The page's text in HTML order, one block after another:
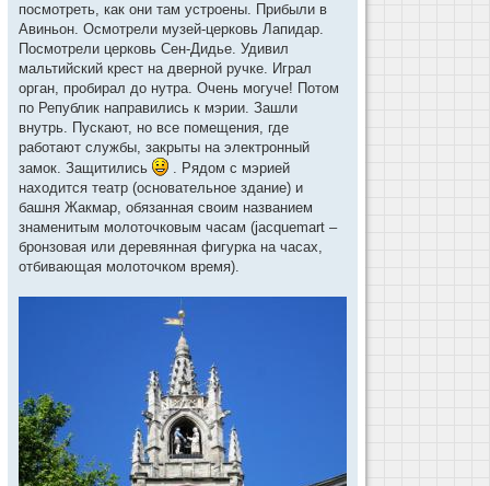
посмотреть, как они там устроены. Прибыли в
Авиньон. Осмотрели музей-церковь Лапидар.
Посмотрели церковь Сен-Дидье. Удивил
мальтийский крест на дверной ручке. Играл
орган, пробирал до нутра. Очень могуче! Потом
по Републик направились к мэрии. Зашли
внутрь. Пускают, но все помещения, где
работают службы, закрыты на электронный
замок. Защитились
. Рядом с мэрией
находится театр (основательное здание) и
башня Жакмар, обязанная своим названием
знаменитым молоточковым часам (jacquemart –
бронзовая или деревянная фигурка на часах,
отбивающая молоточком время).